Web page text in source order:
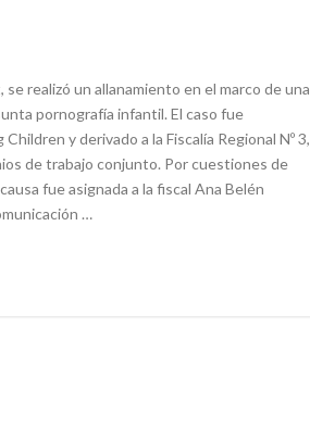
se realizó un allanamiento en el marco de una
pornografía infantil. El caso fue
y derivado a la Fiscalía Regional Nº 3,
de trabajo conjunto. Por cuestiones de
fue asignada a la fiscal Ana Belén
…